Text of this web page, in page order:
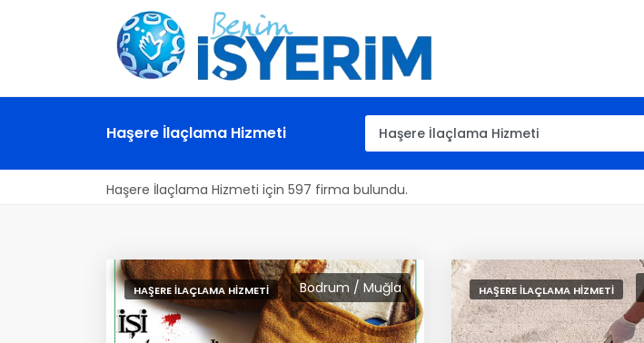
Haşere İlaçlama Hizmeti
Haşere İlaçlama Hizmeti için 597 firma bulundu.
Bodrum / Muğla
HAŞERE İLAÇLAMA HIZMETI HAŞERE İLAÇLAMA HIZMETI